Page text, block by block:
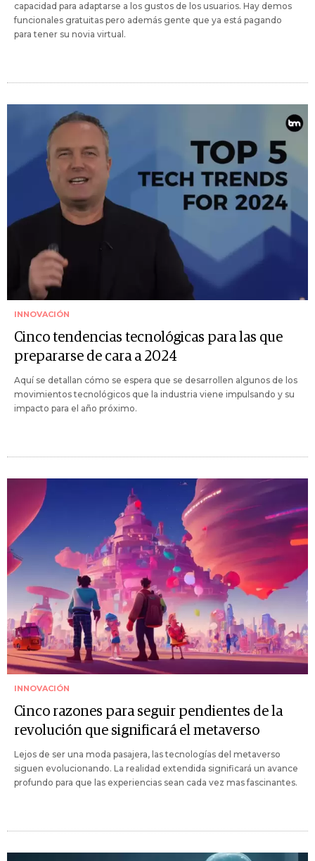
capacidad para adaptarse a los gustos de los usuarios. Hay demos
funcionales gratuitas pero además gente que ya está pagando
para tener su novia virtual.
INNOVACIÓN
Cinco tendencias tecnológicas para las que
prepararse de cara a 2024
Aquí se detallan cómo se espera que se desarrollen algunos de los
movimientos tecnológicos que la industria viene impulsando y su
impacto para el año próximo.
INNOVACIÓN
Cinco razones para seguir pendientes de la
revolución que significará el metaverso
Lejos de ser una moda pasajera, las tecnologías del metaverso
siguen evolucionando. La realidad extendida significará un avance
profundo para que las experiencias sean cada vez mas fascinantes.